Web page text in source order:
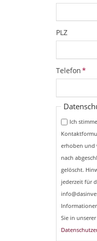
PLZ
Pflichtfeld
Telefon*
Pflichtfeld
Ich
erhoben und
nach
gelöscht.
jederzeit für
Sie in unserer